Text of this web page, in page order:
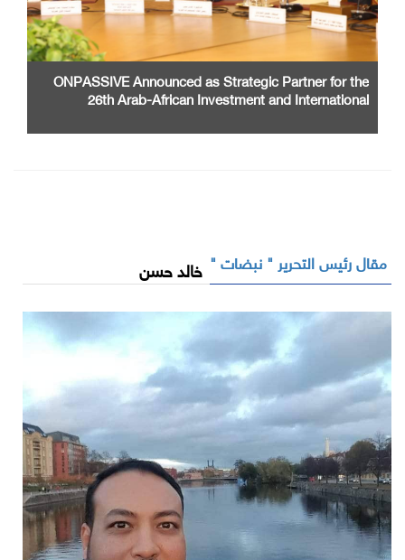
ONPASSIVE Announced as Strategic Partner for the
26th Arab-African Investment and International
مقال رئيس التحرير " نبضات " خالد حسن